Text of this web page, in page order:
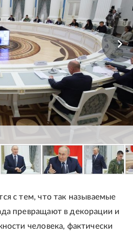
с тем, что так называемые
превращают в декорации и
человека, фактически